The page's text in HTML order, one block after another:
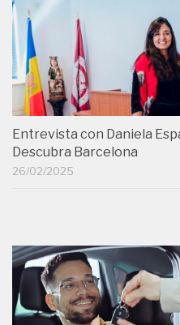
Entrevista con Daniela
Descubra Barcelona
26/02/2025